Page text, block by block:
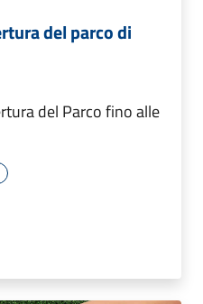
del parco di
del Parco fino alle